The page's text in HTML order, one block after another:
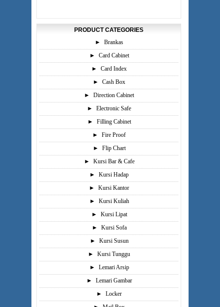
PRODUCT CATEGORIES
►
Brankas
►
Card Cabinet
►
Card Index
►
Cash Box
►
Direction Cabinet
►
Electronic Safe
►
Filling Cabinet
►
Fire Proof
►
Flip Chart
►
Kursi Bar & Cafe
►
Kursi Hadap
►
Kursi Kantor
►
Kursi Kuliah
►
Kursi Lipat
►
Kursi Sofa
►
Kursi Susun
►
Kursi Tunggu
►
Lemari Arsip
►
Lemari Gambar
►
Locker